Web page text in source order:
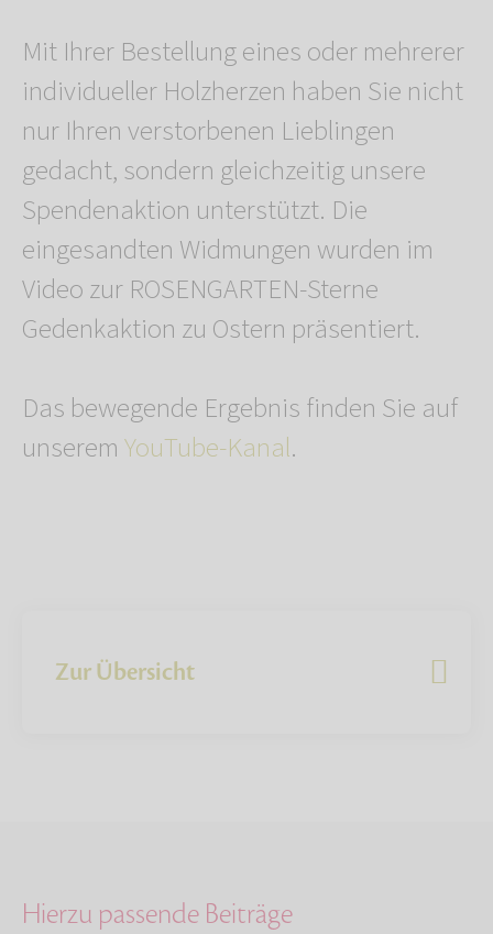
Mit Ihrer Bestellung eines oder mehrerer
individueller Holzherzen haben Sie nicht
nur Ihren verstorbenen Lieblingen
gedacht, sondern gleichzeitig unsere
Spendenaktion unterstützt. Die
eingesandten Widmungen wurden im
Video zur ROSENGARTEN-Sterne
Gedenkaktion zu Ostern präsentiert.
Das bewegende Ergebnis finden Sie auf
unseremYouTube-Kanal.
Zur Übersicht
Hierzu passende Beiträge